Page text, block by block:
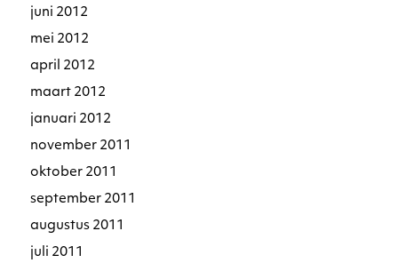
juni 2012
mei 2012
april 2012
maart 2012
januari 2012
november 2011
oktober 2011
september 2011
augustus 2011
juli 2011